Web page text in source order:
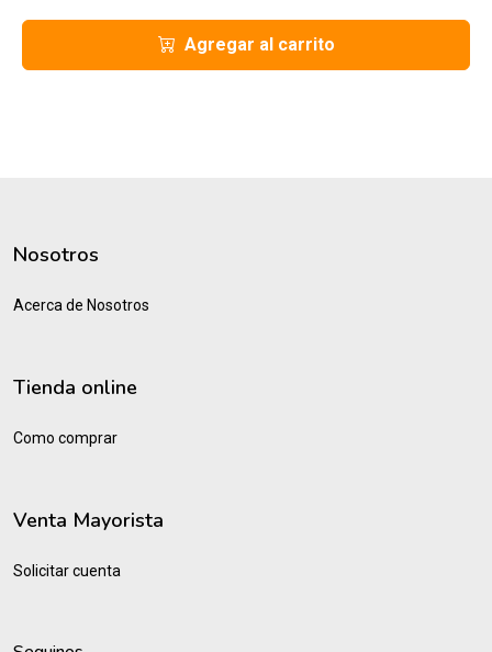
Agregar al carrito
Nosotros
Acerca de Nosotros
Tienda online
Como comprar
Venta Mayorista
Solicitar cuenta